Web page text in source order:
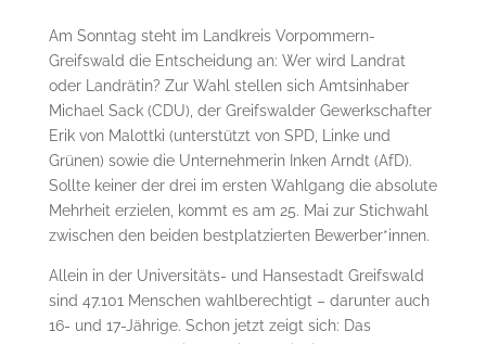
Am Sonntag steht im Landkreis Vorpommern-
Greifswald die Entscheidung an: Wer wird Landrat
oder Landrätin? Zur Wahl stellen sich Amtsinhaber
Michael Sack (CDU), der Greifswalder Gewerkschafter
Erik von Malottki (unterstützt von SPD, Linke und
Grünen) sowie die Unternehmerin Inken Arndt (AfD).
Sollte keiner der drei im ersten Wahlgang die absolute
Mehrheit erzielen, kommt es am 25. Mai zur Stichwahl
zwischen den beiden bestplatzierten Bewerber*innen.
Allein in der Universitäts- und Hansestadt Greifswald
sind 47.101 Menschen wahlberechtigt – darunter auch
16- und 17-Jährige. Schon jetzt zeigt sich: Das